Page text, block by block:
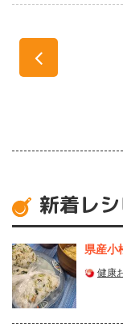
新着レ
県産⼩
健康